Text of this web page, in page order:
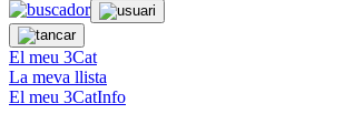
El meu 3Cat
La meva llista
El meu 3CatInfo